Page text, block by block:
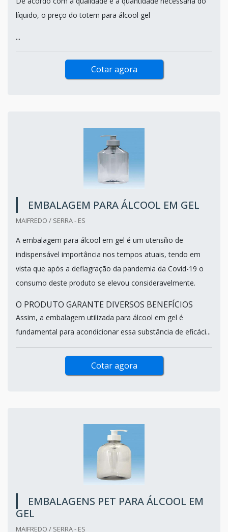
líquido, o preço do totem para álcool gel
...
Cotar agora
EMBALAGEM PARA ÁLCOOL EM GEL
MAIFREDO / SERRA - ES
A embalagem para álcool em gel é um utensílio de
indispensável importância nos tempos atuais, tendo em
vista que após a deflagração da pandemia da Covid-19 o
consumo deste produto se elevou consideravelmente.
O PRODUTO GARANTE DIVERSOS BENEFÍCIOS
Assim, a embalagem utilizada para álcool em gel é
fundamental para acondicionar essa substância de eficáci...
Cotar agora
EMBALAGENS PET PARA ÁLCOOL EM
GEL
MAIFREDO / SERRA - ES